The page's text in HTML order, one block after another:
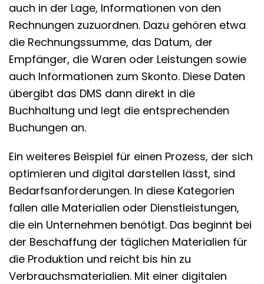
auch in der Lage, Informationen von den
Rechnungen zuzuordnen. Dazu gehören etwa
die Rechnungssumme, das Datum, der
Empfänger, die Waren oder Leistungen sowie
auch Informationen zum Skonto. Diese Daten
übergibt das DMS dann direkt in die
Buchhaltung und legt die entsprechenden
Buchungen an.
Ein weiteres Beispiel für einen Prozess, der sich
optimieren und digital darstellen lässt, sind
Bedarfsanforderungen. In diese Kategorien
fallen alle Materialien oder Dienstleistungen,
die ein Unternehmen benötigt. Das beginnt bei
der Beschaffung der täglichen Materialien für
die Produktion und reicht bis hin zu
Verbrauchsmaterialien. Mit einer digitalen